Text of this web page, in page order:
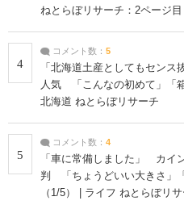
ねとらぼリサーチ：2ページ目
4
コメント数： 5
「北海道土産としてもセンス
人気 「こんなの初めて」「
北海道 ねとらぼリサーチ
5
コメント数： 4
「車に常備しました」 カイ
判 「ちょうどいい大きさ」
（1/5） | ライフ ねとらぼリ